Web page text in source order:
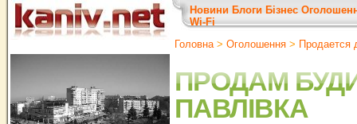
Новини Блоги Бізнес
Wi-Fi
Головна> Оголошення > Продается
ПРОДАМ
ПАВЛІВКА